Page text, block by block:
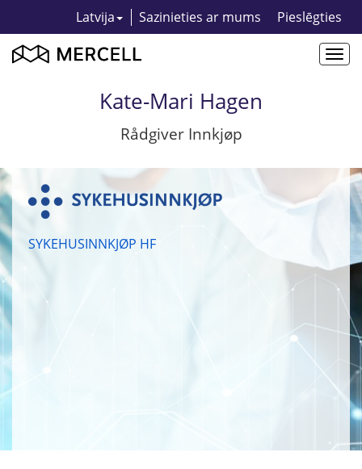
Latvija Sazinieties ar mums Pieslēgties
Kate-Mari Hagen
Rådgiver Innkjøp
SYKEHUSINNKJØP HF